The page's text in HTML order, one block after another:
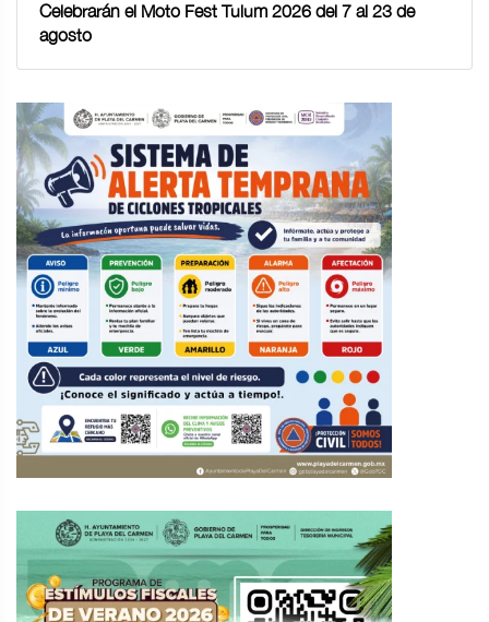
Celebrarán el Moto Fest Tulum 2026 del 7 al 23 de
agosto